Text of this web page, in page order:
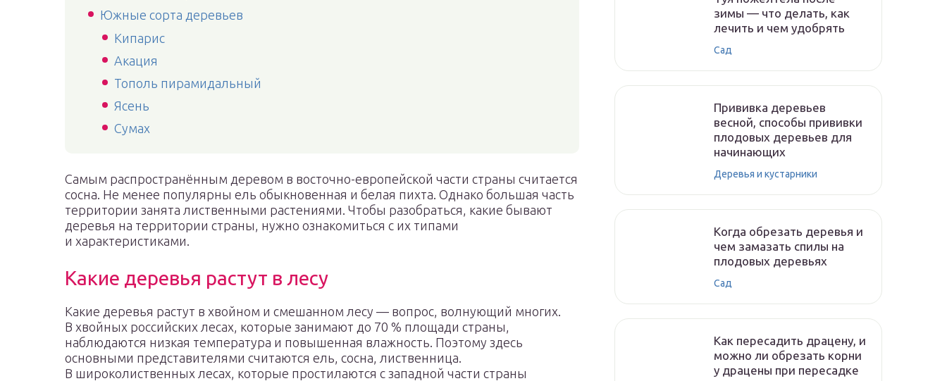
Южные сорта деревьев
Кипарис
Акация
Тополь пирамидальный
Ясень
Сумах
Самым распространённым деревом в восточно-европейской части страны считается
сосна. Не менее популярны ель обыкновенная и белая пихта. Однако большая часть
территории занята лиственными растениями. Чтобы разобраться, какие бывают
деревья на территории страны, нужно ознакомиться с их типами
и характеристиками.
Какие деревья растут в лесу
Какие деревья растут в хвойном и смешанном лесу — вопрос, волнующий многих.
В хвойных российских лесах, которые занимают до 70 % площади страны,
наблюдаются низкая температура и повышенная влажность. Поэтому здесь
основными представителями считаются ель, сосна, лиственница.
В широколиственных лесах, которые простилаются с западной части страны
зимы — что делать, как
лечить и чем удобрять
Сад
Прививка деревьев
весной, способы прививки
плодовых деревьев для
начинающих
Деревья и кустарники
Когда обрезать деревья и
чем замазать спилы на
плодовых деревьях
Сад
Как пересадить драцену, и
можно ли обрезать корни
у драцены при пересадке